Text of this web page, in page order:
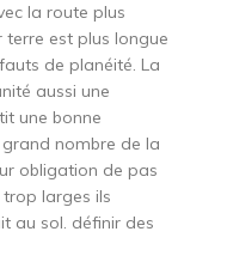
la route plus
est plus longue
de planéité. La
aussi une
une bonne
nombre de la
obligation de pas
larges ils
au sol. définir des